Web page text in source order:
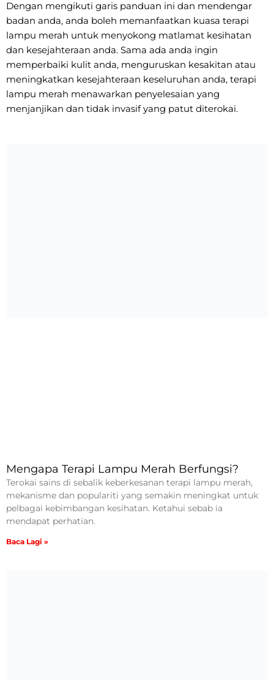
Dengan mengikuti garis panduan ini dan mendengar
badan anda, anda boleh memanfaatkan kuasa terapi
lampu merah untuk menyokong matlamat kesihatan
dan kesejahteraan anda. Sama ada anda ingin
memperbaiki kulit anda, menguruskan kesakitan atau
meningkatkan kesejahteraan keseluruhan anda, terapi
lampu merah menawarkan penyelesaian yang
menjanjikan dan tidak invasif yang patut diterokai.
Mengapa Terapi Lampu Merah Berfungsi?
Terokai sains di sebalik keberkesanan terapi lampu merah,
mekanisme dan populariti yang semakin meningkat untuk
pelbagai kebimbangan kesihatan. Ketahui sebab ia
mendapat perhatian.
Baca Lagi »